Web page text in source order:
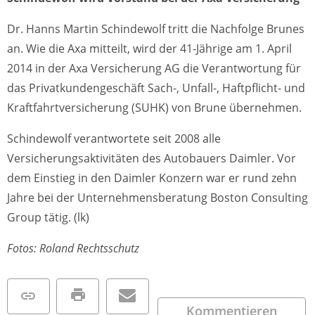
Dr. Hanns Martin Schindewolf tritt die Nachfolge Brunes
an. Wie die Axa mitteilt, wird der 41-Jährige am 1. April
2014 in der Axa Versicherung AG die Verantwortung für
das Privatkundengeschäft Sach-, Unfall-, Haftpflicht- und
Kraftfahrtversicherung (SUHK) von Brune übernehmen.
Schindewolf verantwortete seit 2008 alle
Versicherungsaktivitäten des Autobauers Daimler. Vor
dem Einstieg in den Daimler Konzern war er rund zehn
Jahre bei der Unternehmensberatung Boston Consulting
Group tätig. (lk)
Fotos: Roland Rechtsschutz
Kommentieren